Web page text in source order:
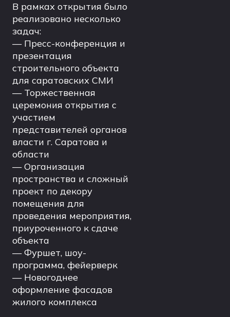
В рамках открытия было
реализовано несколько
задач:
— Пресс-конференция и
презентация
строительного объекта
для саратовских СМИ
— Торжественная
церемония открытия с
участием
представителей органов
власти г. Саратова и
области
— Организация
пространства и сложный
проект по декору
помещения для
проведения мероприятия,
приуроченного к сдаче
объекта
— Фуршет, шоу-
программа, фейерверк
— Новогоднее
оформление фасадов
жилого комплекса